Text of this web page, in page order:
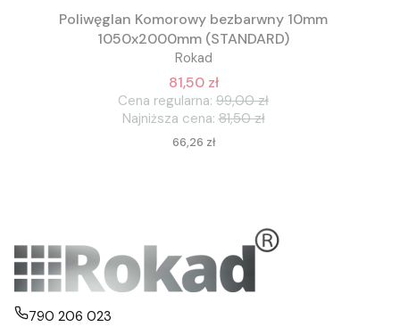
Poliwęglan Komorowy bezbarwny 10mm
1050x2000mm (STANDARD)
Rokad
81,50 zł
Cena regularna: 99,00 zł
Najniższa cena: 81,50 zł
Cena
66,26 zł
790 206 023